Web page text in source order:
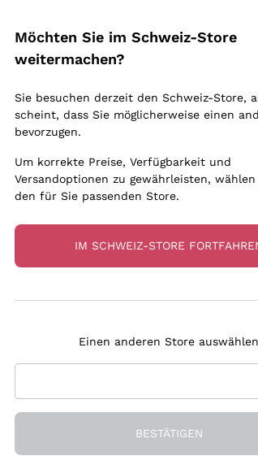
Biondi Santi
Argiolas
Zenato
Ca' dei Frati
Die Firma
Informationen finden Sie in unserem Datenschutz-
Möchten Sie im Schweiz-Store
weitermachen?
Sie besuchen derzeit den Schweiz-Store,
scheint, dass Sie möglicherweise einen
bevorzugen.
Um korrekte Preise, Verfügbarkeit und
Versandoptionen zu gewährleisten,
den für Sie passenden Store.
IM SCHWEIZ-STORE
Einen anderen Store auswählen
BESTÄTIGEN